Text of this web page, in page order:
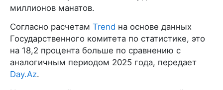
миллионов манатов.
Согласно расчетам Trend на основе данных
Государственного комитета по статистике, это
на 18,2 процента больше по сравнению с
аналогичным периодом 2025 года, передает
Day.Az.